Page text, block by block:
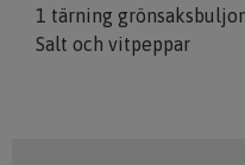
1 tärning
Salt och vitpeppar